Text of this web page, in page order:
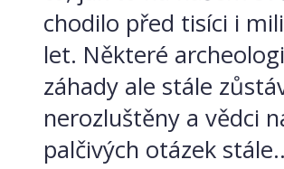
chodilo před tisíci i
let. Některé
záhady ale stále
nerozluštěny a vědci
palčivých otázek